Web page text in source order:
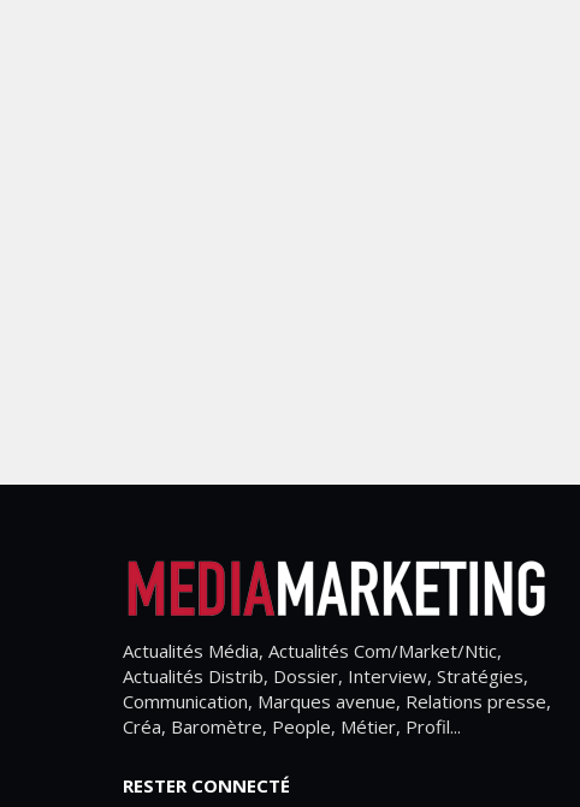
Actualités Média, Actualités Com/Market/Ntic,
Actualités Distrib, Dossier, Interview, Stratégies,
Communication, Marques avenue, Relations presse,
Créa, Baromètre, People, Métier, Profil...
RESTER CONNECTÉ